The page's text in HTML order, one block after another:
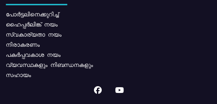
പോര്‍ട്ടലിനെക്കുറിച്ച്
ഹൈപ്പർലിങ്ക് നയം
സ്വകാര്യതാ നയം
നിരാകരണം
പകർപ്പവകാശ നയം
വ്യവസ്ഥകളും നിബന്ധനകളും
സഹായം